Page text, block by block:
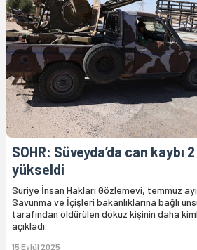
SOHR: Süveyda’da can kaybı
yükseldi
Suriye İnsan Hakları Gözlemevi, temmuz
Savunma ve İçişleri bakanlıklarına bağlı
tarafından öldürülen dokuz kişinin daha
açıkladı.
15 Eylül 2025